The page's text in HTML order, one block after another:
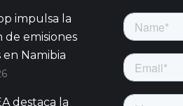
impulsa la
de emisiones
Namibia
destaca la